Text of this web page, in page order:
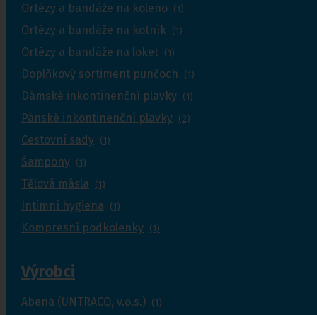
Ortézy a bandáže na koleno (1)
Ortézy a bandáže na kotník (1)
Ortézy a bandáže na loket (1)
Doplňkový sortiment punčoch (1)
Dámské inkontinenční plavky (1)
Pánské inkontinenční plavky (2)
Cestovní sady (1)
Šampony (1)
Tělová másla (1)
Intimní hygiena (1)
Kompresní podkolenky (1)
Výrobci
Abena (UNTRACO, v.o.s.) (1)